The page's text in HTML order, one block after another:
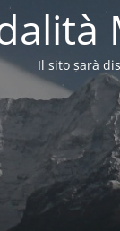
Il sito sarà